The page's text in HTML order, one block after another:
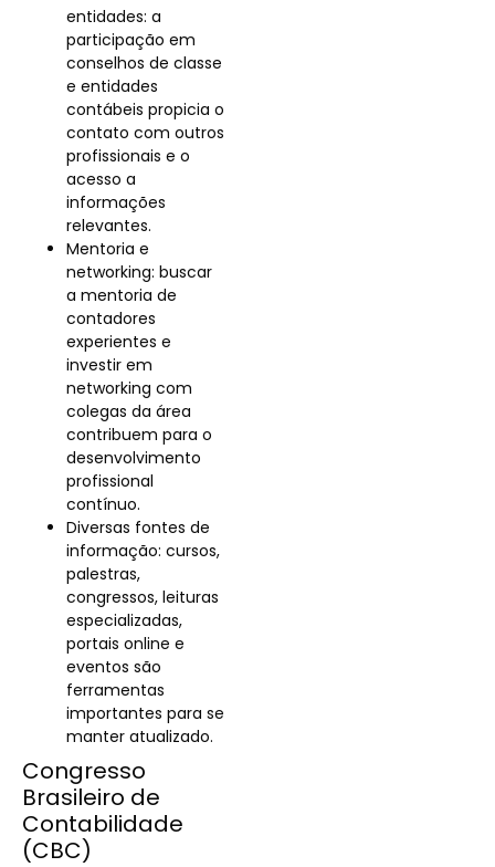
entidades: a
participação em
conselhos de classe
e entidades
contábeis propicia o
contato com outros
profissionais e o
acesso a
informações
relevantes.
Mentoria e
networking: buscar
a mentoria de
contadores
experientes e
investir em
networking com
colegas da área
contribuem para o
desenvolvimento
profissional
contínuo.
Diversas fontes de
informação: cursos,
palestras,
congressos, leituras
especializadas,
portais online e
eventos são
ferramentas
importantes para se
manter atualizado.
Congresso
Brasileiro de
Contabilidade
(CBC)